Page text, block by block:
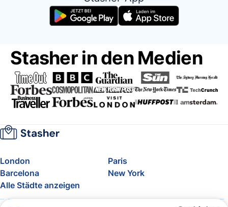
Stasher in den Medien
London
Paris
Barcelona
New York
Alle Städte anzeigen